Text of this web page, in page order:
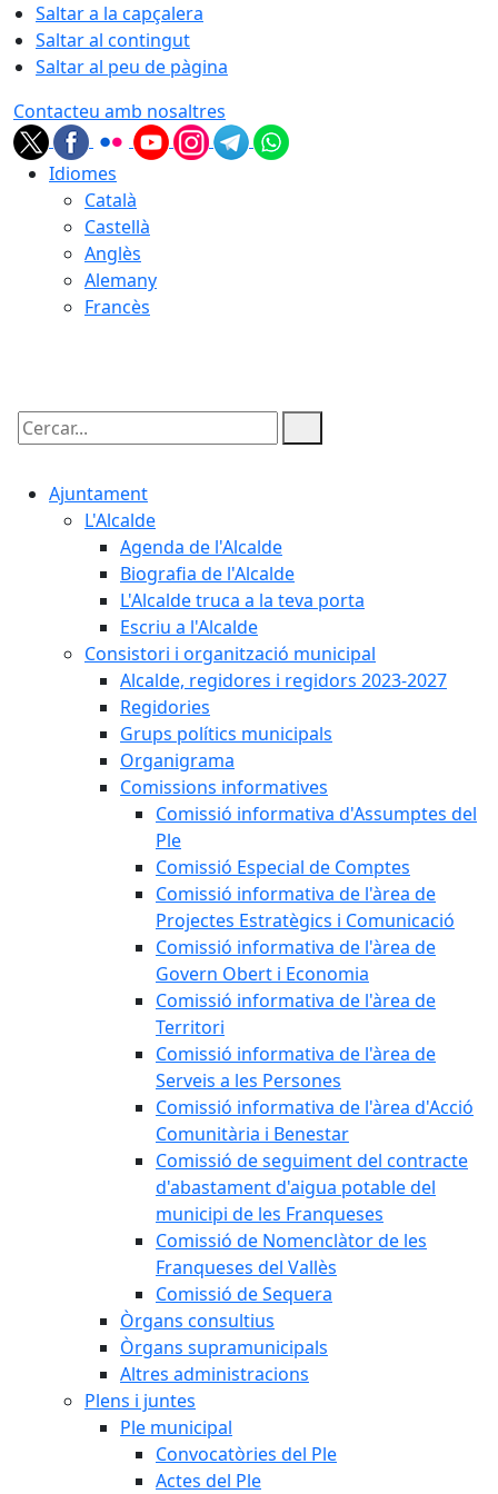
Saltar a la capçalera
Saltar al contingut
Saltar al peu de pàgina
Contacteu amb nosaltres
Idiomes
Català
Castellà
Anglès
Alemany
Francès
Cercar:
Ajuntament
L'Alcalde
Agenda de l'Alcalde
Biografia de l'Alcalde
L'Alcalde truca a la teva porta
Escriu a l'Alcalde
Consistori i organització municipal
Alcalde, regidores i regidors 2023-2027
Regidories
Grups polítics municipals
Organigrama
Comissions informatives
Comissió informativa d'Assumptes del
Ple
Comissió Especial de Comptes
Comissió informativa de l'àrea de
Projectes Estratègics i Comunicació
Comissió informativa de l'àrea de
Govern Obert i Economia
Comissió informativa de l'àrea de
Territori
Comissió informativa de l'àrea de
Serveis a les Persones
Comissió informativa de l'àrea d'Acció
Comunitària i Benestar
Comissió de seguiment del contracte
d'abastament d'aigua potable del
municipi de les Franqueses
Comissió de Nomenclàtor de les
Franqueses del Vallès
Comissió de Sequera
Òrgans consultius
Òrgans supramunicipals
Altres administracions
Plens i juntes
Ple municipal
Convocatòries del Ple
Actes del Ple